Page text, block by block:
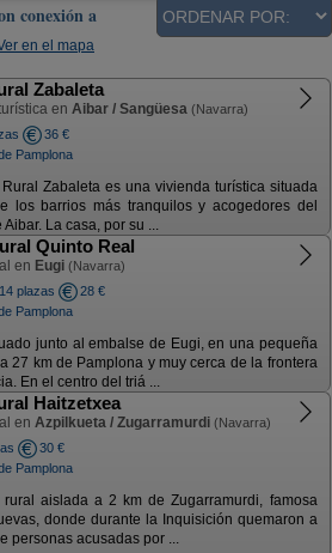
conexión a
en el mapa
Zabaleta
en Aibar / Sangüesa (Navarra)
36 €
Pamplona
Zabaleta es una vivienda turística situada
los barrios más tranquilos y acogedores del
La casa, por su ...
Quinto Real
en Eugi (Navarra)
plazas
28 €
Pamplona
junto al embalse de Eugi, en una pequeña
27 km de Pamplona y muy cerca de la frontera
En el centro del triá ...
Haitzetxea
en Azpilkueta / Zugarramurdi (Navarra)
30 €
Pamplona
rural aislada a 2 km de Zugarramurdi, famosa
donde durante la Inquisición quemaron a
personas acusadas por ...